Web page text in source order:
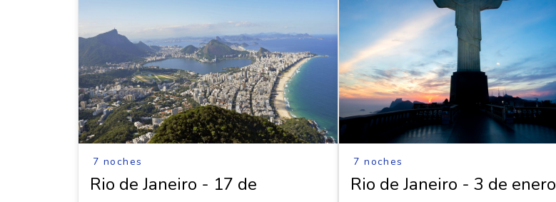
7 noches
Rio de Janeiro - 17 de
7 noches
Rio de Janeiro - 3 de enero